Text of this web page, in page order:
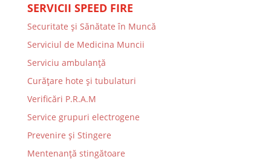
SERVICII SPEED FIRE
Securitate și Sănătate în Muncă
Serviciul de Medicina Muncii
Serviciu ambulanță
Curățare hote și tubulaturi
Verificări P.R.A.M
Service grupuri electrogene
Prevenire şi Stingere
Mentenanţă stingătoare